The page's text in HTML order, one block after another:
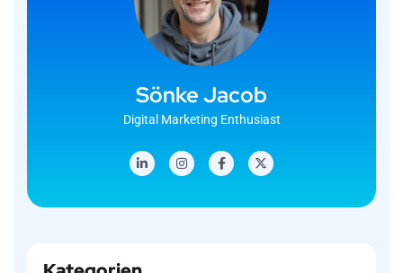
Sönke Jacob
Digital Marketing Enthusiast